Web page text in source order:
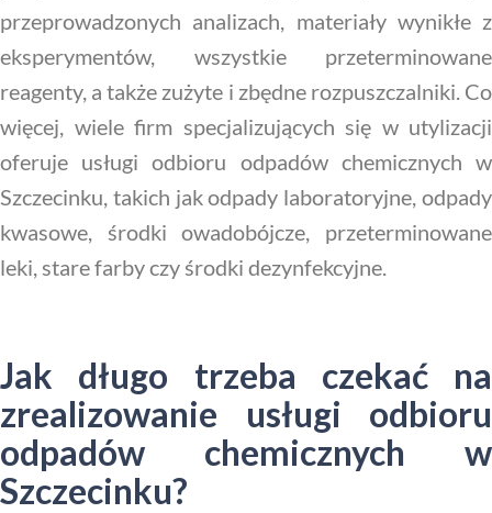
przeprowadzonych analizach, materiały wynikłe z
eksperymentów, wszystkie przeterminowane
reagenty, a także zużyte i zbędne rozpuszczalniki. Co
więcej, wiele firm specjalizujących się w utylizacji
oferuje usługi odbioru odpadów chemicznych w
Szczecinku, takich jak odpady laboratoryjne, odpady
kwasowe, środki owadobójcze, przeterminowane
leki, stare farby czy środki dezynfekcyjne.
Jak długo trzeba czekać na
zrealizowanie usługi odbioru
odpadów chemicznych w
Szczecinku?